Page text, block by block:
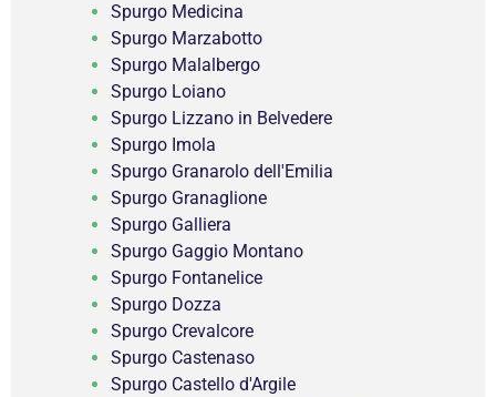
Spurgo Medicina
Spurgo Marzabotto
Spurgo Malalbergo
Spurgo Loiano
Spurgo Lizzano in Belvedere
Spurgo Imola
Spurgo Granarolo dell'Emilia
Spurgo Granaglione
Spurgo Galliera
Spurgo Gaggio Montano
Spurgo Fontanelice
Spurgo Dozza
Spurgo Crevalcore
Spurgo Castenaso
Spurgo Castello d'Argile